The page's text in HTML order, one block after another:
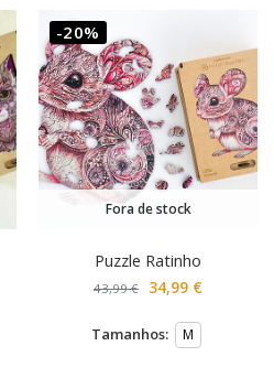
-20%
Fora de stock
Puzzle Ratinho
43,99€ 34,99 €
Tamanhos: M